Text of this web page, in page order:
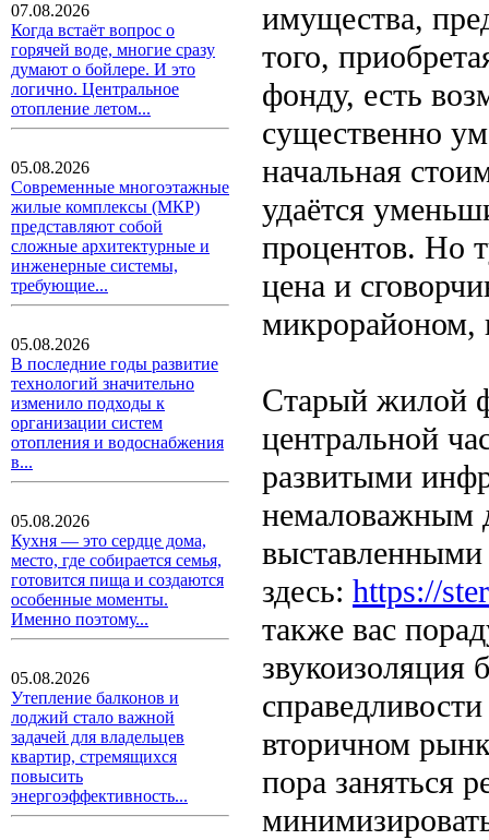
07.08.2026
Когда встаёт вопрос о
горячей воде, многие сразу
думают о бойлере. И это
логично. Центральное
отопление летом...
05.08.2026
Современные многоэтажные
жилые комплексы (МКР)
представляют собой
сложные архитектурные и
инженерные системы,
требующие...
05.08.2026
В последние годы развитие
технологий значительно
изменило подходы к
организации систем
отопления и водоснабжения
в...
05.08.2026
Кухня — это сердце дома,
место, где собирается семья,
готовится пища и создаются
особенные моменты.
Именно поэтому...
05.08.2026
Утепление балконов и
лоджий стало важной
задачей для владельцев
квартир, стремящихся
повысить
энергоэффективность...
имущества,
того,
фонду, есть
существенно
начальная
удаётся
процентов. Но
цена и
микрорайоном,
Старый жилой
центральной
развитыми
немаловажным
здесь: https://
также вас
звукоизоляция
вторичном
пора заняться